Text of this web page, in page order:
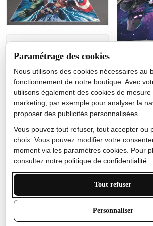
Gutes Produkt Nicole
Très
Je ne
que le
effet de
très
épais
sera très
Paramétrage des cookies
Nous utilisons des cookies nécessaires au
fonctionnement de notre boutique. Avec
utilisons également des cookies de mesure
marketing, par exemple pour analyser la
proposer des publicités personnalisées.
Vous pouvez tout refuser, tout accepter ou
choix. Vous pouvez modifier votre
moment via les paramètres cookies. Pour
consultez notre politique de confidentialité
Tout refuser
Personnaliser